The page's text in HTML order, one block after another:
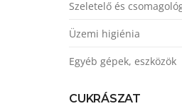
Szeletelő és
Üzemi higiénia
Egyéb gépek, eszközök
CUKRÁSZAT